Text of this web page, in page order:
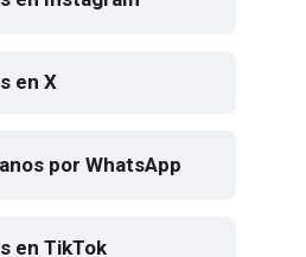
en X
por WhatsApp
en TikTok